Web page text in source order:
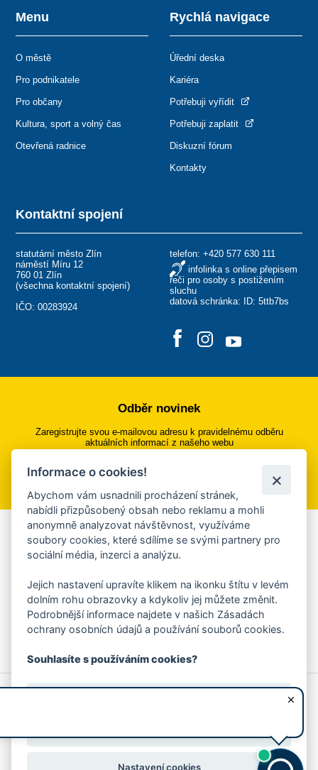
Kontaktní spojení
statutární město Zlín
náměstí Míru 12
760 01 Zlín
(všechna kontaktní spojení)
IČO: 00283924
telefon: +420 577 630 111
infolinka s online přepisem
řeči pro osoby s postižením
sluchu
datová schránka: ID: 5ttb7bs
Menu
O městě
Pro podnikatele
Pro občany
Kultura, sport a volný čas
Otevřená radnice
Rychlá navigace
Úřední deska
Kariéra
Potřebuji vyřídit
Potřebuji zaplatit
Diskuzní fórum
Kontakty
Odběr novinek
Zaregistrujte svou e-mailovou adresu k pravidelnému odběru
aktuálních informací z našeho webu
Přihlásit se k odběru
Aplikace Mobilní rozhlas
Chcete dostávat do svého mobilu či mailu upozornění na
ankety, pozvánky na kulturní a sportovní akce?
Více informací o aplikaci
© 2026 Magistrát města Zlína
Prohlášení o používání cookies
Informace o cookies!
Abychom vám usnadnili procházení stránek,
nabídli přizpůsobený obsah nebo reklamu a mohli
anonymně analyzovat návštěvnost, využíváme
soubory cookies, které sdílíme se svými partnery pro
sociální média, inzerci a analýzu.
Jejich nastavení upravíte klikem na ikonku štítu v levém
dolním rohu obrazovky a kdykoliv jej můžete změnit.
Podrobnější informace najdete v našich Zásadách
ochrany osobních údajů a používání souborů cookies.
Souhlasíte s používáním cookies?
Nastavení cookies